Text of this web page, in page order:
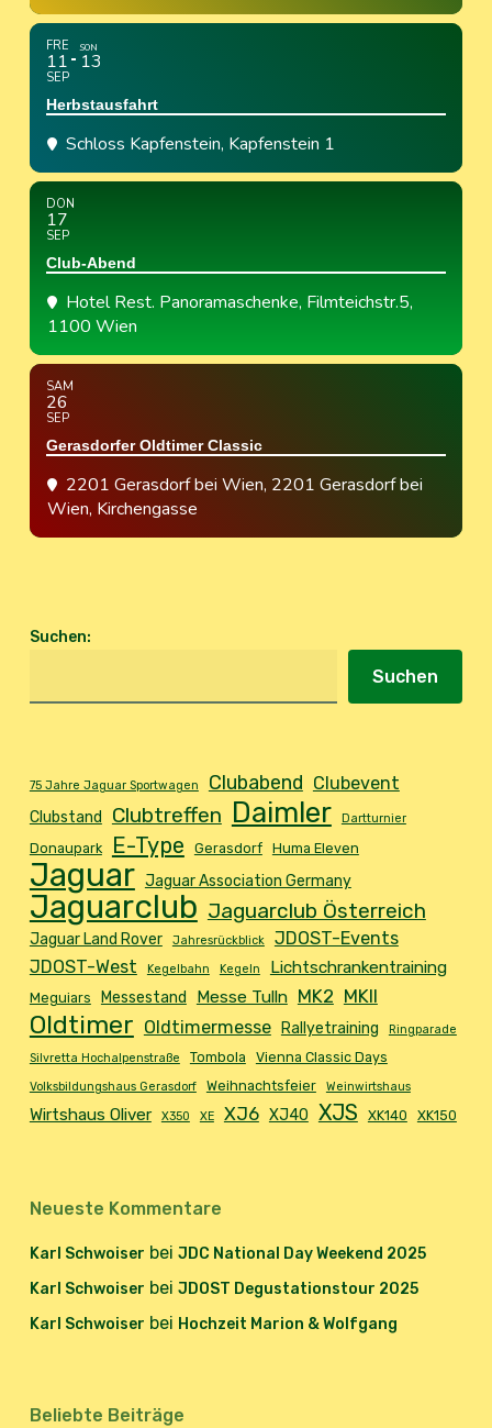
FRE
11
SEP
SON
13
Herbstausfahrt
Schloss Kapfenstein, Kapfenstein 1
DON
17
SEP
Club-Abend
Hotel Rest. Panoramaschenke, Filmteichstr.5,
1100 Wien
SAM
26
SEP
Gerasdorfer Oldtimer Classic
2201 Gerasdorf bei Wien, 2201 Gerasdorf bei
Wien, Kirchengasse
Suchen:
Suchen
75 Jahre Jaguar Sportwagen Clubabend Clubevent
Clubstand Clubtreffen Daimler Dartturnier
Donaupark E-Type Gerasdorf Huma Eleven
Jaguar Jaguar Association Germany
Jaguarclub Jaguarclub Österreich
Jaguar Land Rover Jahresrückblick
JDOST-Events
JDOST-West
Kegelbahn Kegeln Lichtschrankentraining
Meguiars Messestand Messe Tulln MK2 MKII
Oldtimer Oldtimermesse Rallyetraining
Ringparade
Silvretta Hochalpenstraße
Tombola Vienna Classic Days
Volksbildungshaus Gerasdorf Weihnachtsfeier Weinwirtshaus
Wirtshaus Oliver X350 XE XJ6 XJ40 XJS XK140 XK150
Neueste Kommentare
Karl Schwoiser bei JDC National Day Weekend 2025
Karl Schwoiser bei JDOST Degustationstour 2025
Karl Schwoiser bei Hochzeit Marion & Wolfgang
Beliebte Beiträge